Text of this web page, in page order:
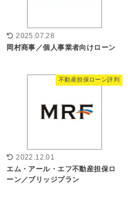
2025.07.28
岡村商事／個人事業者向けローン
不動産担保ローン評判
2022.12.01
エム・アール・エフ不動産担保ロ
ーン／ブリッジプラン